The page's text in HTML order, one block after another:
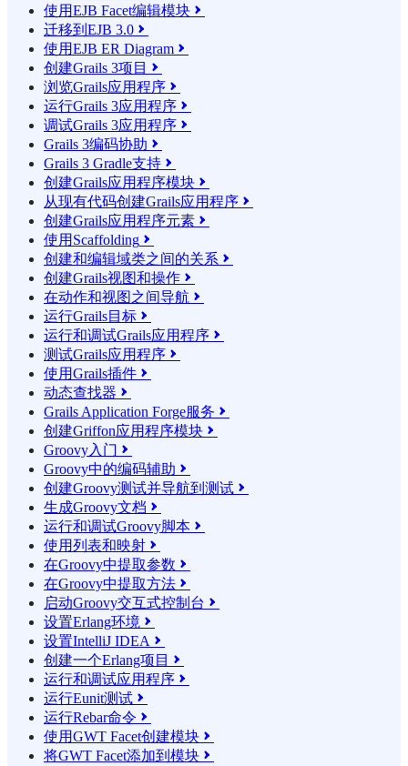
使用EJB Facet编辑模块 
迁移到EJB 3.0 
使用EJB ER Diagram 
创建Grails 3项目 
浏览Grails应用程序 
运行Grails 3应用程序 
调试Grails 3应用程序 
Grails 3编码协助 
Grails 3 Gradle支持 
创建Grails应用程序模块 
从现有代码创建Grails应用程序 
创建Grails应用程序元素 
使用Scaffolding 
创建和编辑域类之间的关系 
创建Grails视图和操作 
在动作和视图之间导航 
运行Grails目标 
运行和调试Grails应用程序 
测试Grails应用程序 
使用Grails插件 
动态查找器 
Grails Application Forge服务 
创建Griffon应用程序模块 
Groovy入门 
Groovy中的编码辅助 
创建Groovy测试并导航到测试 
生成Groovy文档 
运行和调试Groovy脚本 
使用列表和映射 
在Groovy中提取参数 
在Groovy中提取方法 
启动Groovy交互式控制台 
设置Erlang环境 
设置IntelliJ IDEA 
创建一个Erlang项目 
运行和调试应用程序 
运行Eunit测试 
运行Rebar命令 
使用GWT Facet创建模块 
将GWT Facet添加到模块 